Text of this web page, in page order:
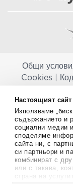
Настоящият
Използваме
съдържанието и
социални медии
споделяме
сайта ни, с
си партньори и
комбинират с
или с такава,
страна на
Общи
Cookies
заместват
профилактика,
Консултирайте
приемате
преди да
стремим да ви
имате някакви